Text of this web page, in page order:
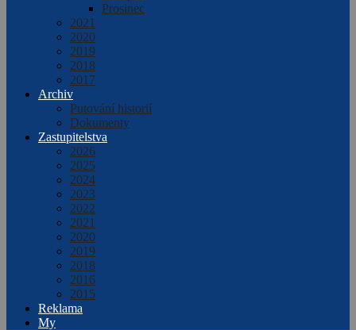
Prosinec
2021
2020
2019
2018
2017
Archiv
Putování historií
Dokumenty
Zastupitelstva
2026
2025
2024
2023
2022
2021
2020
2019
2018
2016
2015
Reklama
My